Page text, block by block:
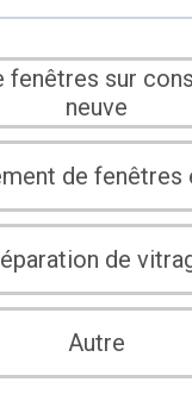
fenêtres sur
neuve
de fenêtres
de
Autre